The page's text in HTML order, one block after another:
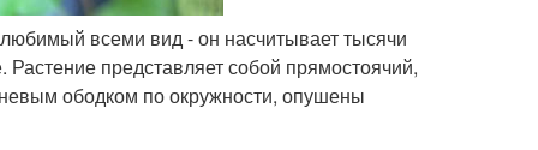
всеми вид - он насчитывает тысячи
представляет собой прямостоячий,
ободком по окружности, опушены